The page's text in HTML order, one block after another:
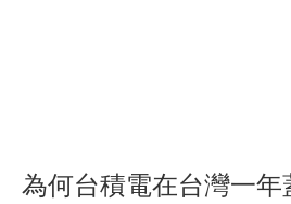
為何台積電在台灣一年